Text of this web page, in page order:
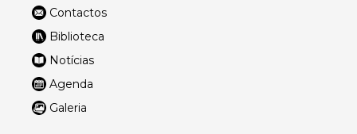
Contactos
Biblioteca
Notícias
Agenda
Galeria